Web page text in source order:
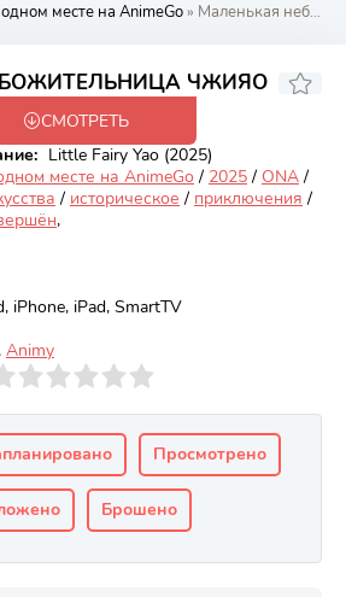
месте на AnimeGo» Маленькая небожительница Чжияо
ЧЖИЯО
СМОТРЕТЬ
Little Fairy Yao (2025)
месте на AnimeGo / 2025 / ONA /
/ историческое / приключения /
,
iPhone, iPad, SmartTV
, Animy
10
Просмотрено
Брошено